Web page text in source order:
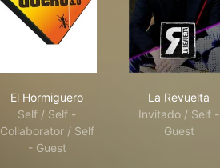
El Hormiguero
Self / Self -
Collaborator / Self
- Guest
La Revuelta
Invitado / Self -
Guest